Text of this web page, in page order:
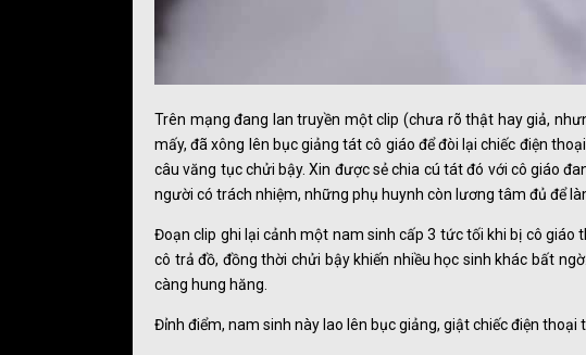
Trên mạng đang lan truyền một clip (chưa rõ thật hay giả,
mấy, đã xông lên bục giảng tát cô giáo để đòi lại chiếc điện
câu văng tục chửi bậy. Xin được sẻ chia cú tát đó với cô giáo
người có trách nhiệm, những phụ huynh còn lương tâm đủ để
Đoạn clip ghi lại cảnh một nam sinh cấp 3 tức tối khi bị cô giáo
cô trả đồ, đồng thời chửi bậy khiến nhiều học sinh khác bất
càng hung hăng.
Đỉnh điểm, nam sinh này lao lên bục giảng, giật chiếc điện